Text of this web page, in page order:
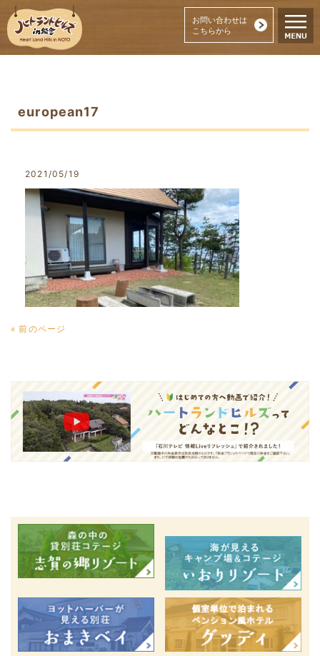
お問い合わせは
こちらから
european17
2021/05/19
« 前のページ